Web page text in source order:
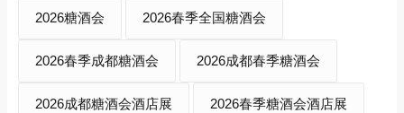
2026糖酒会 2026春季全国糖酒会
2026春季成都糖酒会 2026成都春季糖酒会
2026成都糖酒会酒店展 2026春季糖酒会酒店展